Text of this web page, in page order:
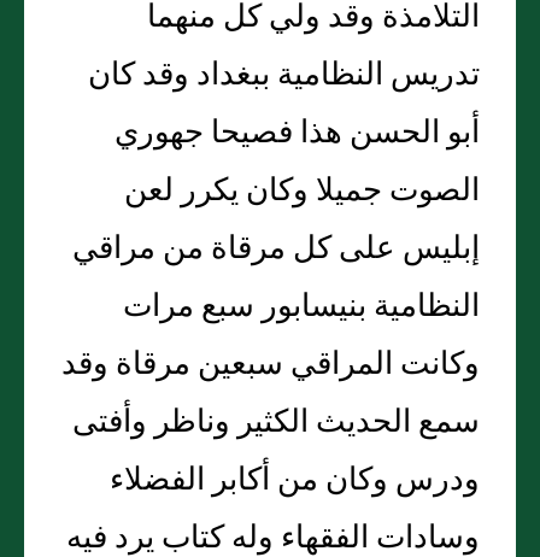
التلامذة وقد ولي كل منهما
تدريس النظامية ببغداد وقد كان
أبو الحسن هذا فصيحا جهوري
الصوت جميلا وكان يكرر لعن
إبليس على كل مرقاة من مراقي
النظامية بنيسابور سبع مرات
وكانت المراقي سبعين مرقاة وقد
سمع الحديث الكثير وناظر وأفتى
ودرس وكان من أكابر الفضلاء
وسادات الفقهاء وله كتاب يرد فيه